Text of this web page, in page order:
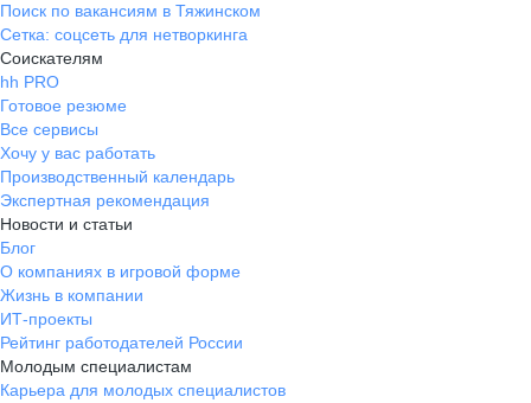
Поиск по вакансиям в Тяжинском
Сетка: соцсеть для нетворкинга
Соискателям
hh PRO
Готовое резюме
Все сервисы
Хочу у вас работать
Производственный календарь
Экспертная рекомендация
Новости и статьи
Блог
О компаниях в игровой форме
Жизнь в компании
ИТ-проекты
Рейтинг работодателей России
Молодым специалистам
Карьера для молодых специалистов